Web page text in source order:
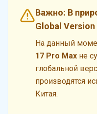
Важно: В
Global Version
На данный
17 Pro Max не
глобальной
производятся
Китая.